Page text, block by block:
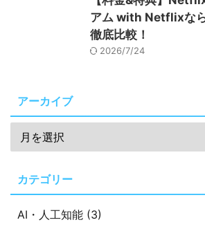
アム with Netflixな
徹底比較！
2026/7/24
アーカイブ
カテゴリー
AI・人工知能 (3)